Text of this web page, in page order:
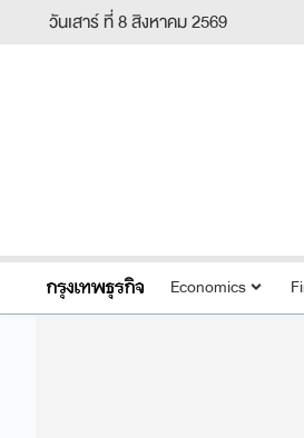
วันเสาร์ ที่ 8 สิงหาคม 2569
Economics